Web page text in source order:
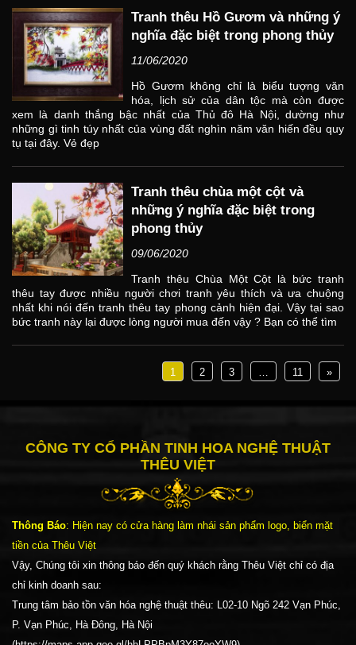
Tranh thêu Hồ Gươm và những ý
nghĩa đặc biệt trong phong thủy
11/06/2020
Hồ Gươm không chỉ là biểu tượng văn
hóa, lịch sử của dân tộc mà còn được
xem là danh thắng bậc nhất của Thủ đô Hà Nội, dường như
những gì tinh túy nhất của vùng đất nghìn năm văn hiến đều quy
tụ tại đây. Vẻ đẹp
Tranh thêu chùa một cột và
những ý nghĩa đặc biệt trong
phong thủy
09/06/2020
Tranh thêu Chùa Một Cột là bức tranh
thêu tay được nhiều người chơi tranh yêu thích và ưa chuộng
nhất khi nói đến tranh thêu tay phong cảnh hiện đại. Vậy tại sao
bức tranh này lại được lòng người mua đến vậy ? Bạn có thể tìm
1 2 3 … 11 »
CÔNG TY CỔ PHẦN TINH HOA NGHỆ THUẬT
THÊU VIỆT
Thông Báo: Hiện nay có cửa hàng làm nhái sản phẩm logo, biển mặt
tiền của Thêu Việt
Vậy, Chúng tôi xin thông báo đến quý khách rằng Thêu Việt chỉ có địa
chỉ kinh doanh sau:
Trung tâm bảo tồn văn hóa nghệ thuật thêu: L02-10 Ngõ 242 Vạn Phúc,
P. Vạn Phúc, Hà Đông, Hà Nội